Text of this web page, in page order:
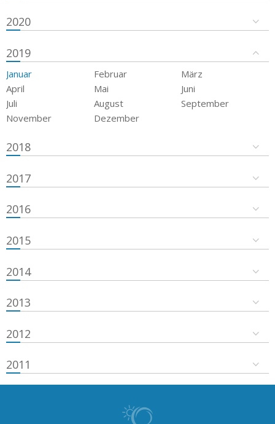
2020
2019
Januar Februar
März
April
Mai
Juni
Juli
August
September
November
Dezember
2018
2017
2016
2015
2014
2013
2012
2011